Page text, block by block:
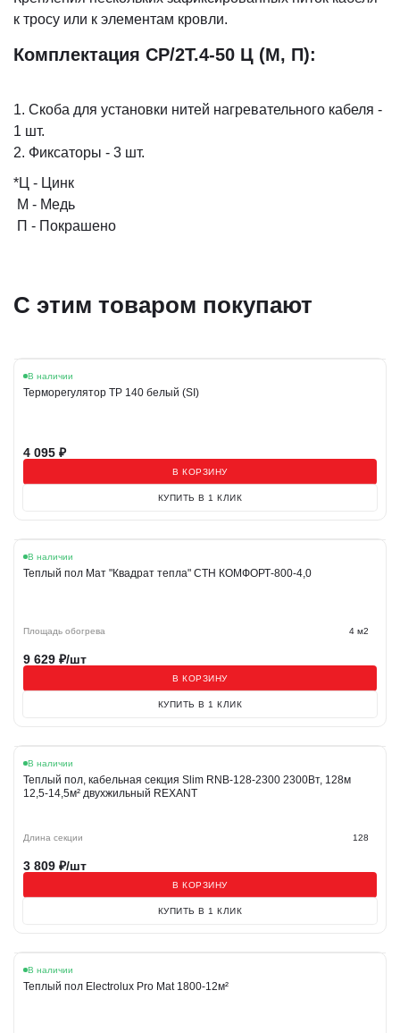
к тросу или к элементам кровли.
Комплектация СР/2Т.4-50 Ц (М, П):
1. Скоба для установки нитей нагревательного кабеля -
1 шт.
2. Фиксаторы - 3 шт.
*Ц - Цинк
М - Медь
П - Покрашено
С этим товаром покупают
В наличии
Терморегулятор ТР 140 белый (SI)
4 095 ₽
В КОРЗИНУ
КУПИТЬ В 1 КЛИК
В наличии
Теплый пол Мат "Квадрат тепла" СТН КОМФОРТ-800-4,0
Площадь обогрева 4 м2
9 629 ₽/шт
В КОРЗИНУ
КУПИТЬ В 1 КЛИК
В наличии
Теплый пол, кабельная секция Slim RNB-128-2300 2300Вт, 128м
12,5-14,5м² двухжильный REXANT
Длина секции 128
3 809 ₽/шт
В КОРЗИНУ
КУПИТЬ В 1 КЛИК
В наличии
Теплый пол Electrolux Pro Mat 1800-12м²